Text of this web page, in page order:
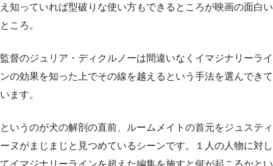
え知っていれば型破りな使い方もできるところが映画の面白い
ところ。
監督のジュリア・ディクルノーは間違いなくイマジナリーライ
ンの効果を知った上でその線を越えるという手法を選んできて
います。
というのが犬の解剖の直前、ルームメイトの首元をジュスティ
ーヌがまじまじと見つめているシーンです。１人の人物に対し